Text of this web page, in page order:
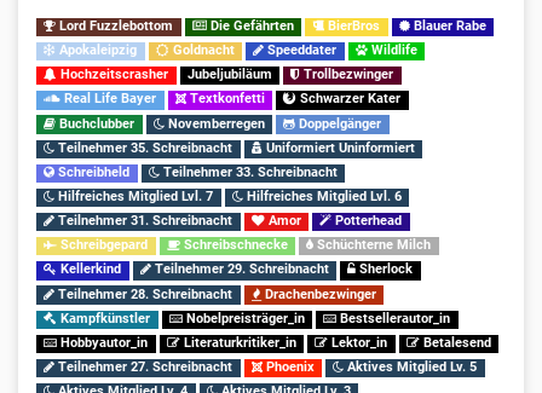
Lord Fuzzlebottom Die Gefährten BierBros
Blauer Rabe
Apokaleipzig
Goldnacht Speeddater
Wildlife
Hochzeitscrasher
Jubeljubiläum
Trollbezwinger
Real Life Bayer
Textkonfetti
Schwarzer Kater
Buchclubber
Novemberregen
Doppelgänger
Teilnehmer 35. Schreibnacht
Uniformiert Uninformiert
Schreibheld
Teilnehmer 33. Schreibnacht
Hilfreiches Mitglied Lvl. 7
Hilfreiches Mitglied Lvl. 6
Teilnehmer 31. Schreibnacht
Amor
Potterhead
Schreibgepard
Schreibschnecke
Schüchterne Milch
Kellerkind
Teilnehmer 29. Schreibnacht
Sherlock
Teilnehmer 28. Schreibnacht
Drachenbezwinger
Kampfkünstler
Nobelpreisträger_in
Bestsellerautor_in
Hobbyautor_in
Literaturkritiker_in Lektor_in
Betalesend
Teilnehmer 27. Schreibnacht
Phoenix
Aktives Mitglied Lv. 5